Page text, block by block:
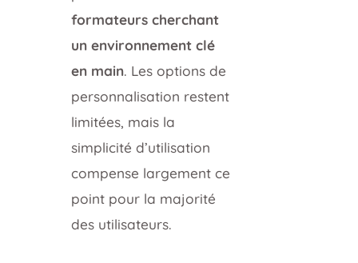
formateurs cherchant
un environnement clé
en main. Les options de
personnalisation restent
limitées, mais la
simplicité d’utilisation
compense largement ce
point pour la majorité
des utilisateurs.